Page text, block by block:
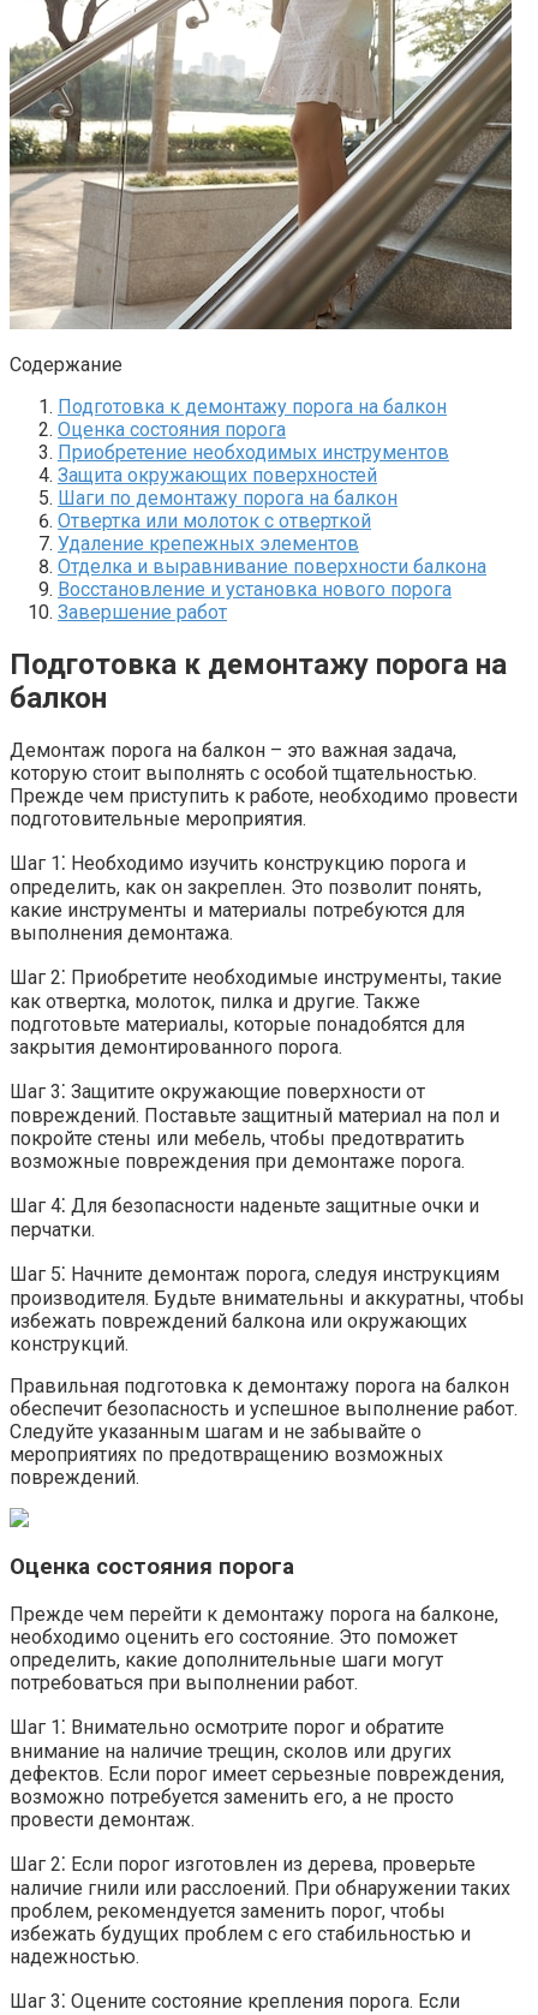
Содержание
Подготовка к демонтажу порога на балкон
Оценка состояния порога
Приобретение необходимых инструментов
Защита окружающих поверхностей
Шаги по демонтажу порога на балкон
Отвертка или молоток с отверткой
Удаление крепежных элементов
Отделка и выравнивание поверхности балкона
Восстановление и установка нового порога
Завершение работ
Подготовка к демонтажу порога на
балкон
Демонтаж порога на балкон – это важная задача,
которую стоит выполнять с особой тщательностью.​
Прежде чем приступить к работе, необходимо провести
подготовительные мероприятия.​
Шаг 1⁚ Необходимо изучить конструкцию порога и
определить, как он закреплен.​ Это позволит понять,
какие инструменты и материалы потребуются для
выполнения демонтажа.​
Шаг 2⁚ Приобретите необходимые инструменты, такие
как отвертка, молоток, пилка и другие. Также
подготовьте материалы, которые понадобятся для
закрытия демонтированного порога.​
Шаг 3⁚ Защитите окружающие поверхности от
повреждений.​ Поставьте защитный материал на пол и
покройте стены или мебель, чтобы предотвратить
возможные повреждения при демонтаже порога.​
Шаг 4⁚ Для безопасности наденьте защитные очки и
перчатки.
Шаг 5⁚ Начните демонтаж порога, следуя инструкциям
производителя. Будьте внимательны и аккуратны, чтобы
избежать повреждений балкона или окружающих
конструкций.​
Правильная подготовка к демонтажу порога на балкон
обеспечит безопасность и успешное выполнение работ.​
Следуйте указанным шагам и не забывайте о
мероприятиях по предотвращению возможных
повреждений.​
Оценка состояния порога
Прежде чем перейти к демонтажу порога на балконе,
необходимо оценить его состояние.​ Это поможет
определить, какие дополнительные шаги могут
потребоваться при выполнении работ.​
Шаг 1⁚ Внимательно осмотрите порог и обратите
внимание на наличие трещин, сколов или других
дефектов.​ Если порог имеет серьезные повреждения,
возможно потребуется заменить его, а не просто
провести демонтаж.
Шаг 2⁚ Если порог изготовлен из дерева, проверьте
наличие гнили или расслоений.​ При обнаружении таких
проблем, рекомендуется заменить порог, чтобы
избежать будущих проблем с его стабильностью и
надежностью.​
Шаг 3⁚ Оцените состояние крепления порога.​ Если